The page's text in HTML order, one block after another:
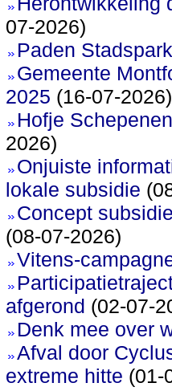
07-2026)
Paden
Gemeente
2025 (16-07-2026)
Hofje
2026)
Onjuiste
lokale subsidie
Concept
(08-07-2026)
Vitens-
afgerond (02-07-
Denk mee over
Afval door
extreme hitte (01-